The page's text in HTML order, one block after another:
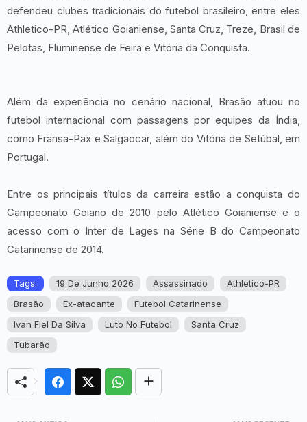
defendeu clubes tradicionais do futebol brasileiro, entre eles
Athletico-PR, Atlético Goianiense, Santa Cruz, Treze, Brasil de
Pelotas, Fluminense de Feira e Vitória da Conquista.
Além da experiência no cenário nacional, Brasão atuou no
futebol internacional com passagens por equipes da Índia,
como Fransa-Pax e Salgaocar, além do Vitória de Setúbal, em
Portugal.
Entre os principais títulos da carreira estão a conquista do
Campeonato Goiano de 2010 pelo Atlético Goianiense e o
acesso com o Inter de Lages na Série B do Campeonato
Catarinense de 2014.
Tags: 19 De Junho 2026 Assassinado
Athletico-PR
Brasão
Ex-atacante
Futebol Catarinense
Ivan Fiel Da Silva
Luto No Futebol
Santa Cruz
Tubarão